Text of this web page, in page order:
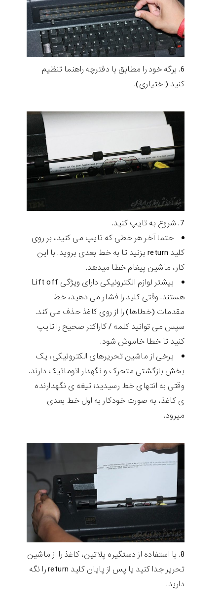
برگه خود را مطابق با دفترچه راهنما تنظیم
کنید (اختیاری).
شروع به تایپ کنید.
حتما آخر هر خطی که تایپ می کنید، بر روی
کلید return بزنید تا به خط بعدی بروید. با این
کار، ماشین پیغام خطا میدهد.
بیشتر لوازم الکترونیکی دارای ویژگی Lift off
هستند. وقتی کلید را فشار می دهید، خط
مقدمات (خطاها) را از روی کاغذ حذف می کند.
سپس می توانید کلمه / کاراکتر صحیح را تایپ
کنید تا خطا خاموش شود.
برخی از ماشین تحریرهای الکترونیکی، یک
بخش بازگشتی متحرک و نگهدار اتوماتیک دارند.
وقتی به انتهای خط رسیدید؛ تیغه ی نگهدارنده
ی کاغذ، به صورت خودکار به اول خط بعدی
میرود.
با استفاده از دستگیره پلاتین، کاغذ را از ماشین
تحریر جدا کنید یا پس از پایان کلید return را نگه
دارید.